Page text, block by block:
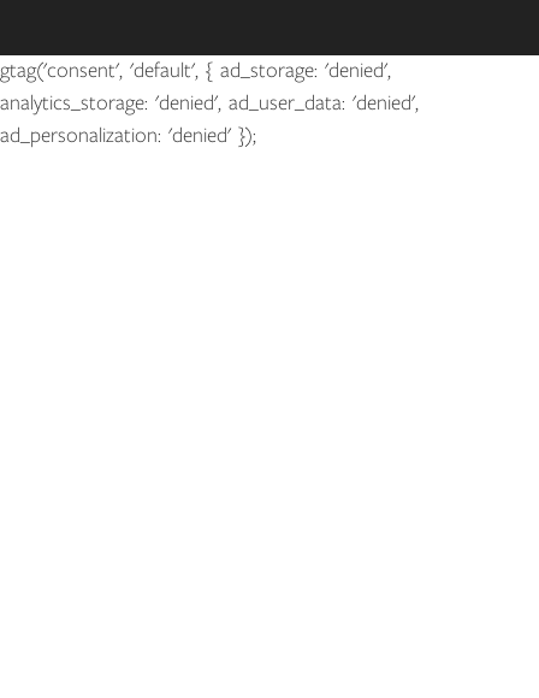
gtag('consent', 'default', { ad_storage: 'denied',
analytics_storage: 'denied', ad_user_data: 'denied',
ad_personalization: 'denied' });